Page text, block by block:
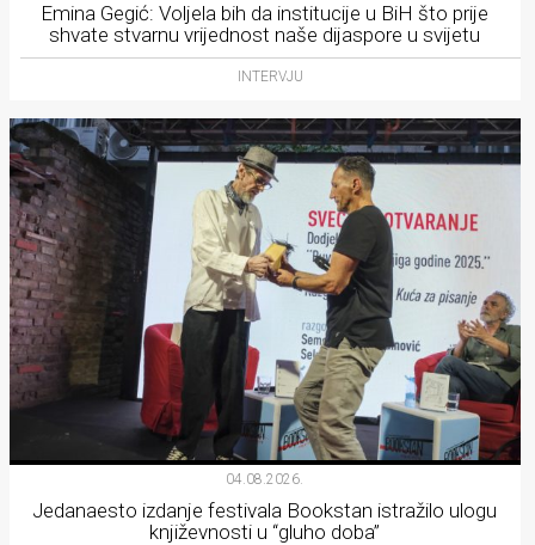
Emina Gegić: Voljela bih da institucije u BiH što prije
shvate stvarnu vrijednost naše dijaspore u svijetu
INTERVJU
04.08.2026.
Jedanaesto izdanje festivala Bookstan istražilo ulogu
književnosti u “gluho doba”